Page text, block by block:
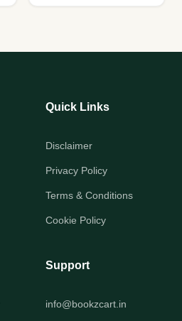
Quick Links
Disclaimer
Privacy Policy
Terms & Conditions
Cookie Policy
Support
info@bookzcart.in